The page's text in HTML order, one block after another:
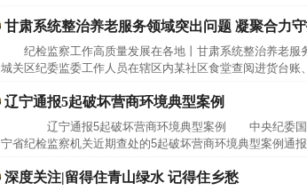
甘肃系统整治养老服务领域突出问题 凝聚合力
纪检监察工作高质量发展在各地丨甘肃系统整治养老
城关区纪委监委工作人员在辖区内某社区食堂查阅进货台账
辽宁通报5起破坏营商环境典型案例
辽宁通报5起破坏营商环境典型案例 中央纪委国
宁省纪检监察机关近期查处的5起破坏营商环境典型案例
深度关注|留得住青山绿水 记得住乡愁
在谋一域中谋全局